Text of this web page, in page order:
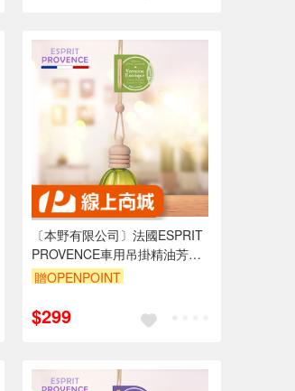
〔本野有限公司〕法國ESPRIT
PROVENCE車用吊掛精油芳香
劑(清新馬鞭草)10ml -1入
贈OPENPOINT
$299